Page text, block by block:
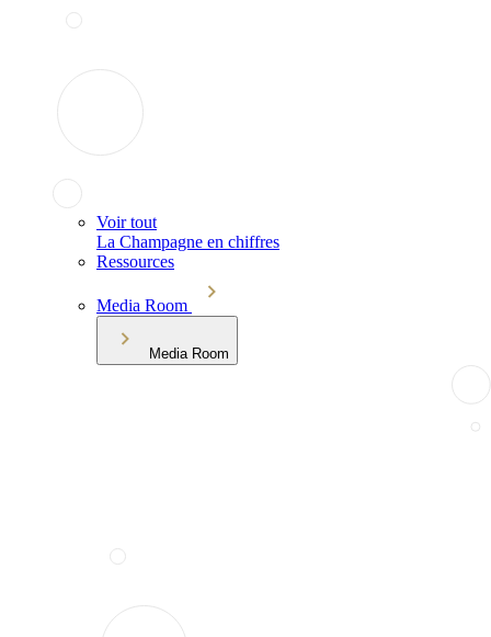
Voir tout
La Champagne en chiffres
Ressources
Media Room
Media Room